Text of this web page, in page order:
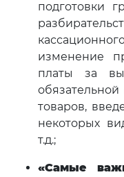
подготовки
изменение
платы за
товаров,
некоторых
т.д.;
«Самые